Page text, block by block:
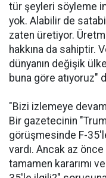
tür şeyleri söyleme
yok. Alabilir de
zaten üretiyor.
hakkına da sahiptir.
dünyanın değişik
buna göre atıyoruz"
"Bizi izlemeye
Bir gazetecinin
görüşmesinde F-
vardı. Ancak az önce
tamamen kararımı